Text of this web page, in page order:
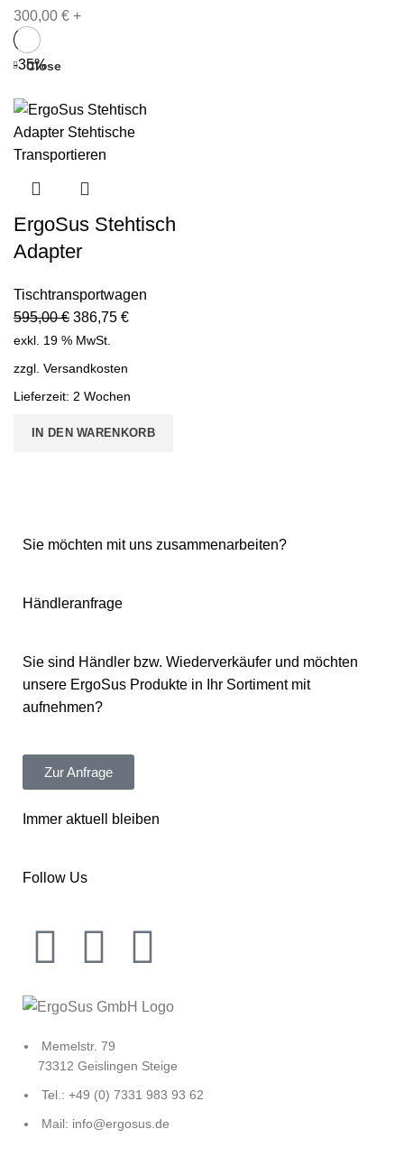
300,00 € +
-35%
Close
ErgoSus Stehtisch
Adapter
Tischtransportwagen
595,00€ 386,75 €
exkl. 19 % MwSt.
zzgl. Versandkosten
Lieferzeit: 2 Wochen
IN DEN WARENKORB
Sie möchten mit uns zusammenarbeiten?
Händleranfrage
Sie sind Händler bzw. Wiederverkäufer und möchten
unsere ErgoSus Produkte in Ihr Sortiment mit
aufnehmen?
Zur Anfrage
Immer aktuell bleiben
Follow Us
Memelstr. 79
73312 Geislingen Steige
Tel.: +49 (0) 7331 983 93 62
Mail: info@ergosus.de